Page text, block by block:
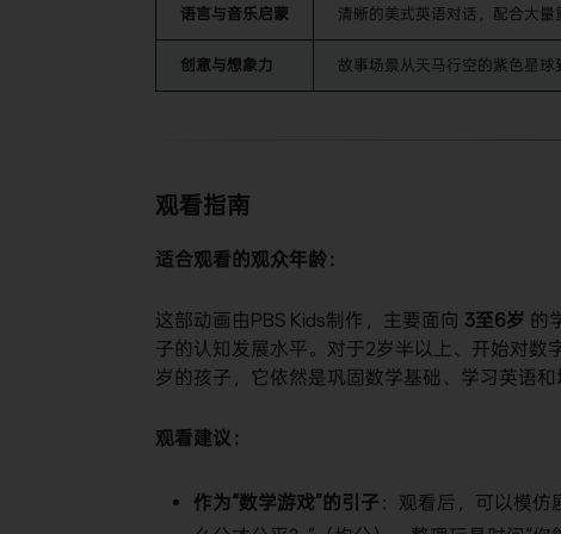
语言与音乐启蒙 清晰的美式英语对话，配合大量
创意与想象力 故事场景从天马行空的紫色星球
观看指南
适合观看的观众年龄：
这部动画由PBS Kids制作，主要面向 3至6岁
的
子的认知发展水平。对于2岁半以上、开始对
岁的孩子，它依然是巩固数学基础、学习英语
观看建议：
作为“数学游戏”的引子 ：观看后，可以模仿